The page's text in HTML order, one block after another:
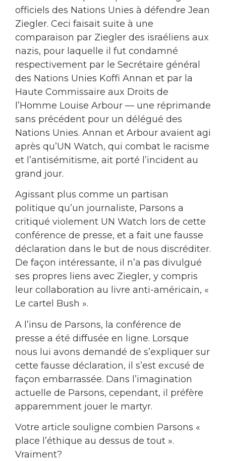
officiels des Nations Unies à défendre Jean
Ziegler. Ceci faisait suite à une
comparaison par Ziegler des israéliens aux
nazis, pour laquelle il fut condamné
respectivement par le Secrétaire général
des Nations Unies Koffi Annan et par la
Haute Commissaire aux Droits de
l’Homme Louise Arbour — une réprimande
sans précédent pour un délégué des
Nations Unies. Annan et Arbour avaient agi
après qu’UN Watch, qui combat le racisme
et l’antisémitisme, ait porté l’incident au
grand jour.
Agissant plus comme un partisan
politique qu’un journaliste, Parsons a
critiqué violement UN Watch lors de cette
conférence de presse, et a fait une fausse
déclaration dans le but de nous discréditer.
De façon intéressante, il n’a pas divulgué
ses propres liens avec Ziegler, y compris
leur collaboration au livre anti-américain, «
Le cartel Bush ».
A l’insu de Parsons, la conférence de
presse a été diffusée en ligne. Lorsque
nous lui avons demandé de s’expliquer sur
cette fausse déclaration, il s’est excusé de
façon embarrassée. Dans l’imagination
actuelle de Parsons, cependant, il préfère
apparemment jouer le martyr.
Votre article souligne combien Parsons «
place l’éthique au dessus de tout ».
Vraiment?